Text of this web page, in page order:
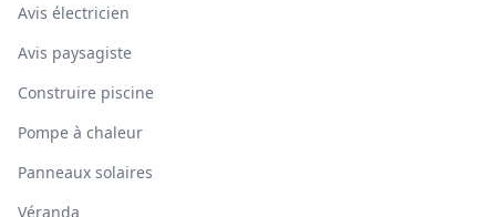
Avis électricien
Avis paysagiste
Construire piscine
Pompe à chaleur
Panneaux solaires
Véranda